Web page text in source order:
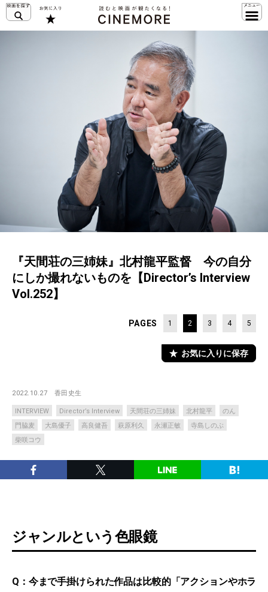
『天間荘の三姉妹』北村龍平監督 今の自分
にしか撮れないものを【Director’s Interview
Vol.252】
PAGES 1 2 3 4 5
お気に入りに保存
2022.10.27 香田史生
INTERVIEW Director’s Interview 天間荘の三姉妹 北村龍平
のん
門脇麦
大島優子 高良健吾 萩原利久 永瀬正敏
寺島しのぶ
柴咲コウ
ジャンルという色眼鏡
Q：今まで手掛けられた作品は比較的「アクションやホラ